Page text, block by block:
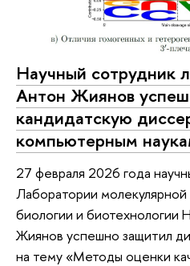
Научный сотрудник
Антон Жиянов
кандидатскую
компьютерным
27 февраля 2026 года
Лаборатории молекулярной
биологии и
Жиянов успешно защитил
на тему «Методы оценки